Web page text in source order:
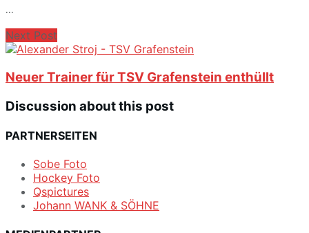
...
Next Post
Neuer Trainer für TSV Grafenstein enthüllt
Discussion about this post
PARTNERSEITEN
Sobe Foto
Hockey Foto
Qspictures
Johann WANK & SÖHNE